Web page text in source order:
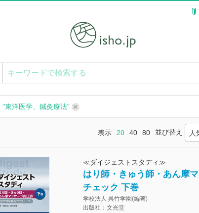
"東洋医学、鍼灸療法"
表示 20 40 80 並び替え 人
≪ダイジェストスタディ≫
はり師・きゅう師・あん摩
チェック 下巻
学校法人 呉竹学園(編著)
出版社：文光堂